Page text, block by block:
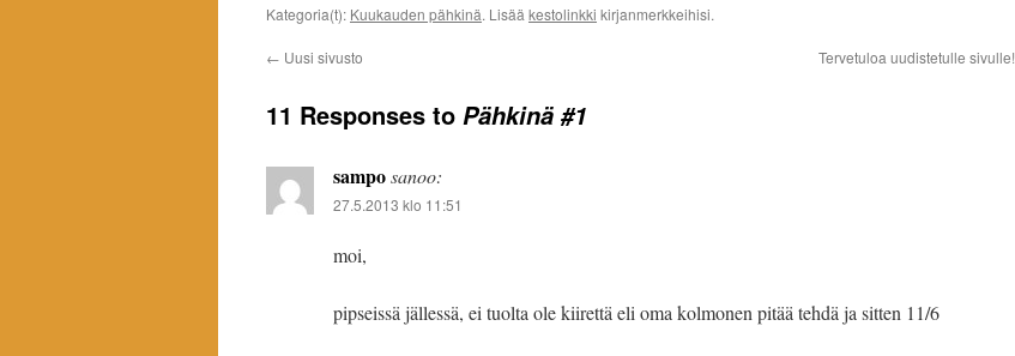
Kategoria(t): Kuukauden pähkinä. Lisää kestolinkki kirjanmerkkeihisi.
← Uusi sivusto Tervetuloa uudistetulle sivulle!
11 Responses to Pähkinä #1
samposanoo:
27.5.2013 klo 11:51
moi,
pipseissä jällessä, ei tuolta ole kiirettä eli oma kolmonen pitää tehdä ja sitten 11/6